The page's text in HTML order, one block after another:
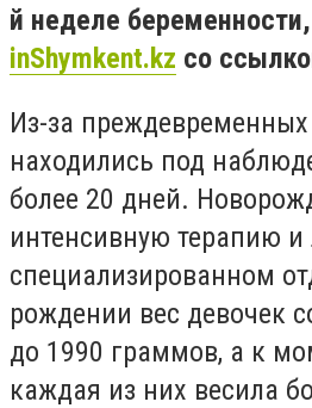
й неделе
inShymkent.kz со
Из-за
находились под
более 20 дней.
интенсивную терапию и
специализированном
рождении вес девочек
до 1990 граммов, а к
каждая из них весила